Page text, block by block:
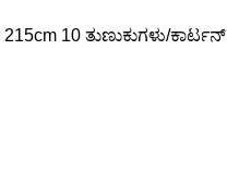
10 ತುಣುಕುಗಳು/ಕಾರ್ಟನ್